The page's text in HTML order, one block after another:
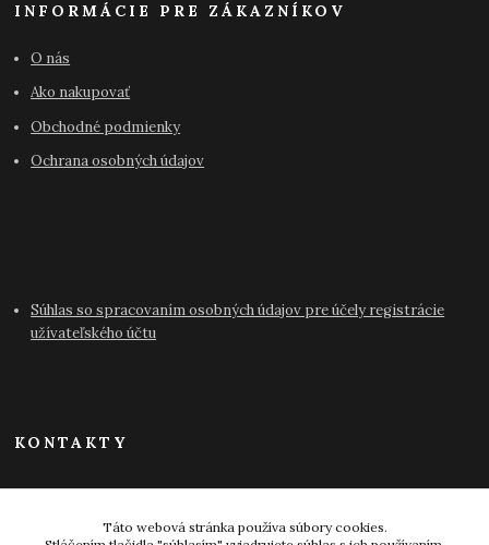
INFORMÁCIE PRE ZÁKAZNÍKOV
O nás
Ako nakupovať
Obchodné podmienky
Ochrana osobných údajov
Súhlas so spracovaním osobných údajov pre účely registrácie
užívateľského účtu
KONTAKTY
Táto webová stránka používa súbory cookies.